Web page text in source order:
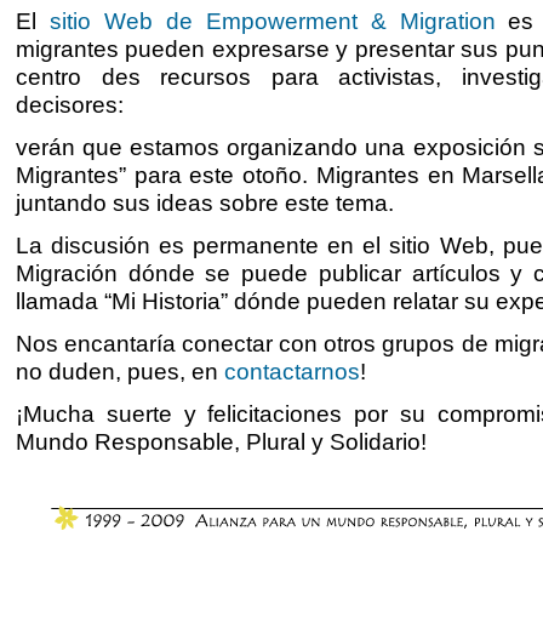
El sitio Web de Empowerment & Migration es
migrantes pueden expresarse y presentar sus
centro des recursos para activistas,
decisores:
verán que estamos organizando una exposición
Migrantes” para este otoño. Migrantes en
juntando sus ideas sobre este tema.
La discusión es permanente en el sitio Web,
Migración dónde se puede publicar artículos y
llamada “Mi Historia” dónde pueden relatar su
Nos encantaría conectar con otros grupos de
no duden, pues, en contactarnos!
¡Mucha suerte y felicitaciones por su
Mundo Responsable, Plural y Solidario!